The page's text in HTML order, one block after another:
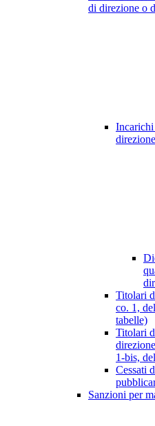
di direzione o
Titolari
co. 1,
tabelle)
Titolari
1-bis,
Cessati
Sanzioni per